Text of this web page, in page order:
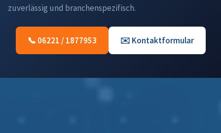
zuverlässig und branchenspezifisch.
📞 06221 / 1877953 ✉️ Kontaktformular